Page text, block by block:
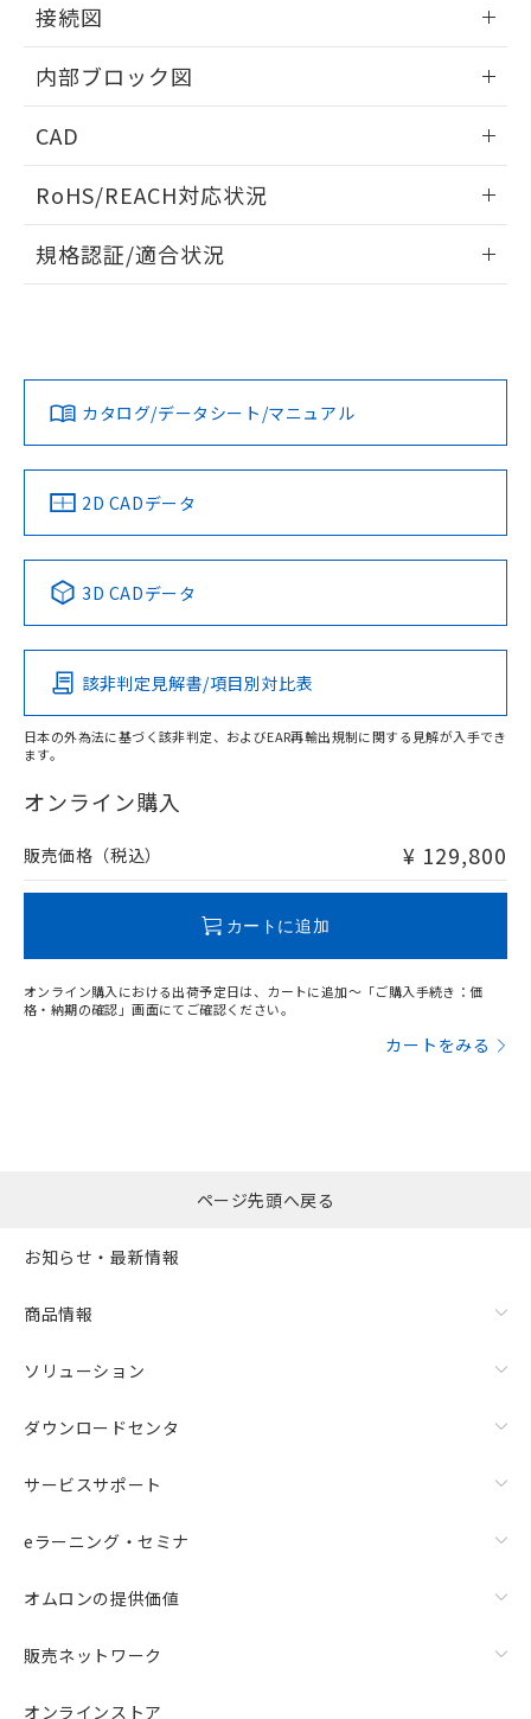
接続図
内部ブロック図
CAD
ドすることができます。
ログイン/会員登録
ダウンロードデータをご利用いただく前に、以下を必ずお読
みください。
ソフトウェアの使用条件
RoHS/REACH対応状況
EU RoHS 注意事項・凡例
対応済み
中国 RoHS 注意事項・凡例
Pb Hg Cd Cr(VI)
O
在庫等で未対応品が混在する可能性があります。
問い合わせください。
規格認証/適合状況
LR型式承認
（イギリス
船舶規格）
DNV型式承認
（ノルウェー
BV型式承認
（フランス
KR型式
（韓国
No No No No
この製品の規格認証/適合状況ページへ
その他の認証はこちらのページからご検索ください
カタログ/データシート/マニュアル
2D CADデータ
3D CADデータ
該非判定見解書/項目別対比表
日本の外為法に基づく該非判定、およびEAR再輸出規制に関する見解が入手でき
ます。
オンライン購入
販売価格（税込） ¥ 129,800
カートに追加
オンライン購入における出荷予定日は、カートに追加～「ご購入手続き：価
格・納期の確認」画面にてご確認ください。
カートをみる
ページ先頭へ戻る
お知らせ・最新情報
商品情報
ソリューション
ダウンロードセンタ
サービスサポート
eラーニング・セミナ
オムロンの提供価値
販売ネットワーク
オンラインストア